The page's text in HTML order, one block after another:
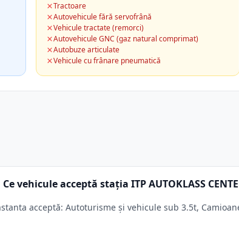
Tractoare
Autovehicule fără servofrână
Vehicule tractate (remorci)
Autovehicule GNC (gaz natural comprimat)
Autobuze articulate
Vehicule cu frânare pneumatică
Ce vehicule acceptă stația ITP AUTOKLASS
acceptă: Autoturisme și vehicule sub 3.5t,